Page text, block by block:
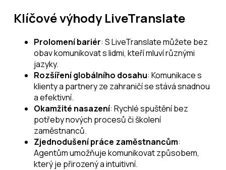
Klíčové výhody LiveTranslate
Prolomení bariér: S LiveTranslate můžete bez
obav komunikovat s lidmi, kteří mluví různými
jazyky.
Rozšíření globálního dosahu: Komunikace s
klienty a partnery ze zahraničí se stává snadnou
a efektivní.
Okamžité nasazení: Rychlé spuštění bez
potřeby nových procesů či školení
zaměstnanců.
Zjednodušení práce zaměstnancům:
Agentům umožňuje komunikovat způsobem,
který je přirozený a intuitivní.